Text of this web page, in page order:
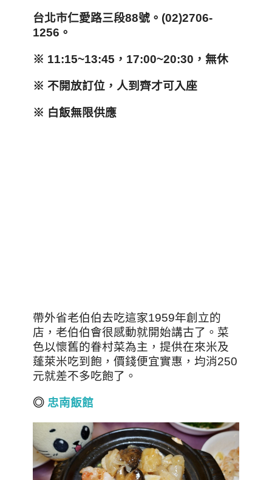
台北市仁愛路三段88號。(02)2706-
1256。
※ 11:15~13:45，17:00~20:30，無休
※ 不開放訂位，人到齊才可入座
※ 白飯無限供應
帶外省老伯伯去吃這家1959年創立的
店，老伯伯會很感動就開始講古了。菜
色以懷舊的眷村菜為主，提供在來米及
蓬萊米吃到飽，價錢便宜實惠，均消250
元就差不多吃飽了。
◎ 忠南飯館